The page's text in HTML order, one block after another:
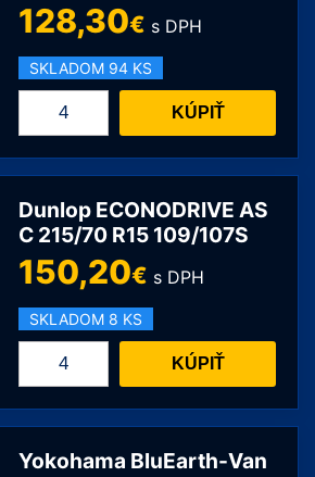
C
205/65
R16
107/105T
128,30€ s DPH
SKLADOM 94 KS
množstvo
Tyres
Seasonproof
C1
C
235/65
R16
115/113R
KÚPIŤ
Dunlop ECONODRIVE AS
C 215/70 R15 109/107S
150,20€ s DPH
SKLADOM 8 KS
množstvo
ECONODRIVE
AS
C
KÚPIŤ
Yokohama BluEarth-Van